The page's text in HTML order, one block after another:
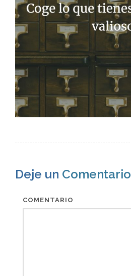
Deje un Comentario
COMENTARIO